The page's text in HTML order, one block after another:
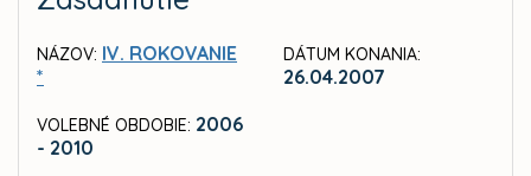
NÁZOV: IV. ROKOVANIE
*
VOLEBNÉ OBDOBIE: 2006
- 2010
DÁTUM KONANIA:
26.04.2007